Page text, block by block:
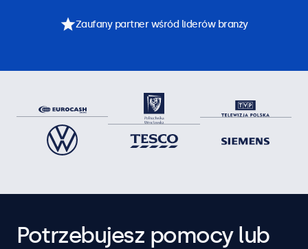
Zaufany partner wśród liderów branży
Potrzebujesz pomocy lub